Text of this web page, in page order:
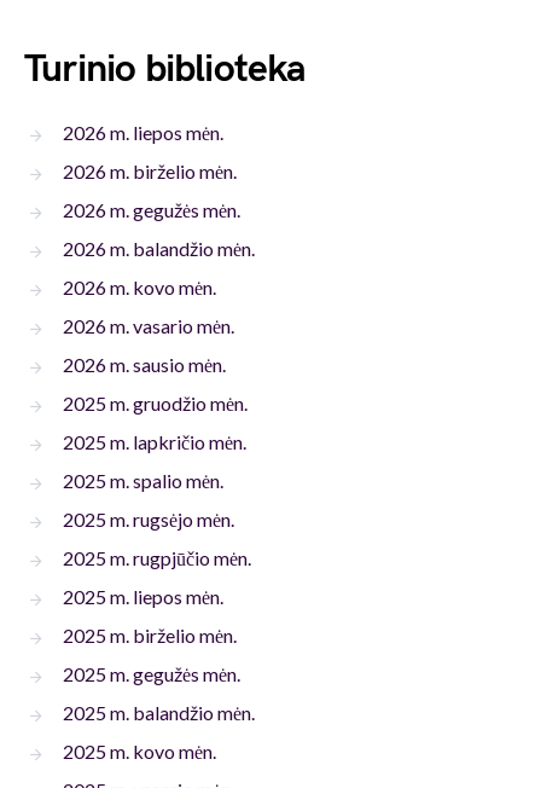
Turinio biblioteka
2026 m. liepos mėn.
2026 m. birželio mėn.
2026 m. gegužės mėn.
2026 m. balandžio mėn.
2026 m. kovo mėn.
2026 m. vasario mėn.
2026 m. sausio mėn.
2025 m. gruodžio mėn.
2025 m. lapkričio mėn.
2025 m. spalio mėn.
2025 m. rugsėjo mėn.
2025 m. rugpjūčio mėn.
2025 m. liepos mėn.
2025 m. birželio mėn.
2025 m. gegužės mėn.
2025 m. balandžio mėn.
2025 m. kovo mėn.